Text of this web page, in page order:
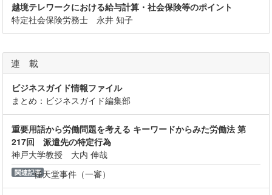
越境テレワークにおける給与計算・社会保険等のポイント
特定社会保険労務士 永井 知子
連 載
ビジネスガイド情報ファイル
まとめ：ビジネスガイド編集部
重要用語から労働問題を考える キーワードからみた労働法 第
217回 派遣先の特定行為
神戸大学教授 大内 伸哉
関連記事任天堂事件（一審）